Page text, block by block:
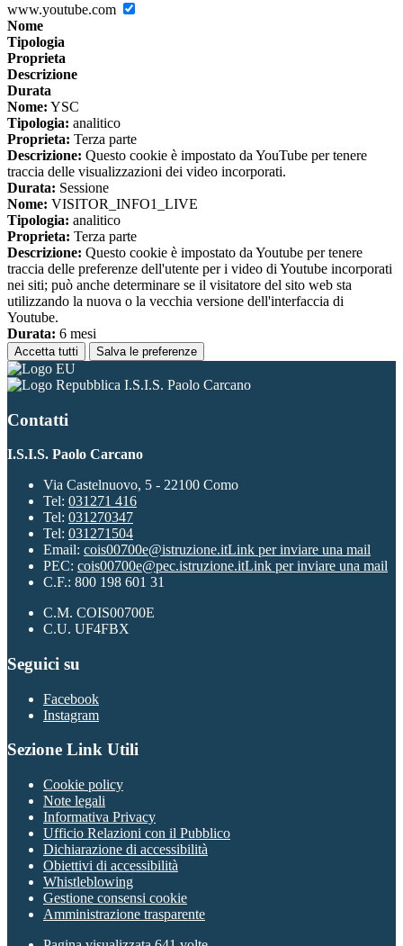
www.youtube.com
Nome
Tipologia
Proprieta
Descrizione
Durata
Nome: YSC
Tipologia: analitico
Proprieta: Terza parte
Descrizione: Questo cookie è impostato da YouTube per tenere
traccia delle visualizzazioni dei video incorporati.
Durata: Sessione
Nome: VISITOR_INFO1_LIVE
Tipologia: analitico
Proprieta: Terza parte
Descrizione: Questo cookie è impostato da Youtube per tenere
traccia delle preferenze dell'utente per i video di Youtube incorporati
nei siti; può anche determinare se il visitatore del sito web sta
utilizzando la nuova o la vecchia versione dell'interfaccia di
Youtube.
Durata: 6 mesi
Accetta tutti Salva le preferenze
I.S.I.S. Paolo Carcano
Contatti
I.S.I.S. Paolo Carcano
Via Castelnuovo, 5 - 22100 Como
Tel: 031271 416
Tel: 031270347
Tel: 031271504
Email: cois00700e@istruzione.itLink per inviare una mail
PEC: cois00700e@pec.istruzione.itLink per inviare una mail
C.F.: 800 198 601 31
C.M. COIS00700E
C.U. UF4FBX
Seguici su
Facebook
Instagram
Sezione Link Utili
Cookie policy
Note legali
Informativa Privacy
Ufficio Relazioni con il Pubblico
Dichiarazione di accessibilità
Obiettivi di accessibilità
Whistleblowing
Gestione consensi cookie
Amministrazione trasparente